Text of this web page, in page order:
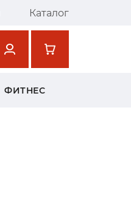
Каталог
ФИТНЕС